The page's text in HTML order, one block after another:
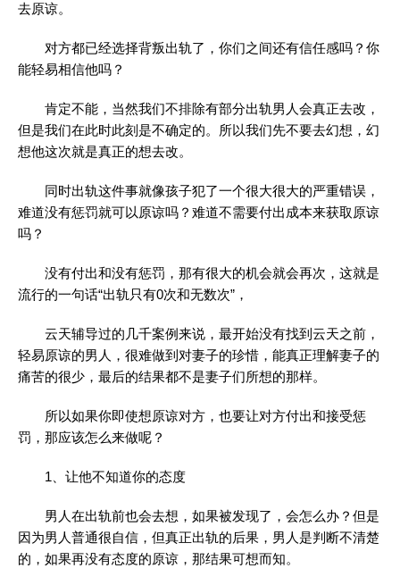
去原谅。
对方都已经选择背叛出轨了，你们之间还有信任感吗？你
能轻易相信他吗？
肯定不能，当然我们不排除有部分出轨男人会真正去改，
但是我们在此时此刻是不确定的。所以我们先不要去幻想，幻
想他这次就是真正的想去改。
同时出轨这件事就像孩子犯了一个很大很大的严重错误，
难道没有惩罚就可以原谅吗？难道不需要付出成本来获取原谅
吗？
没有付出和没有惩罚，那有很大的机会就会再次，这就是
流行的一句话“出轨只有0次和无数次”，
云天辅导过的几千案例来说，最开始没有找到云天之前，
轻易原谅的男人，很难做到对妻子的珍惜，能真正理解妻子的
痛苦的很少，最后的结果都不是妻子们所想的那样。
所以如果你即使想原谅对方，也要让对方付出和接受惩
罚，那应该怎么来做呢？
1、让他不知道你的态度
男人在出轨前也会去想，如果被发现了，会怎么办？但是
因为男人普通很自信，但真正出轨的后果，男人是判断不清楚
的，如果再没有态度的原谅，那结果可想而知。